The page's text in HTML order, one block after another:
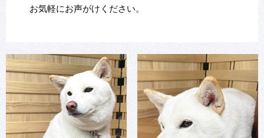
お気軽にお声がけください。